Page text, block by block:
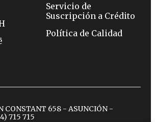
Servicio de
Suscripción a Crédito
Política de Calidad
CONSTANT 658 - ASUNCIÓN -
715 715